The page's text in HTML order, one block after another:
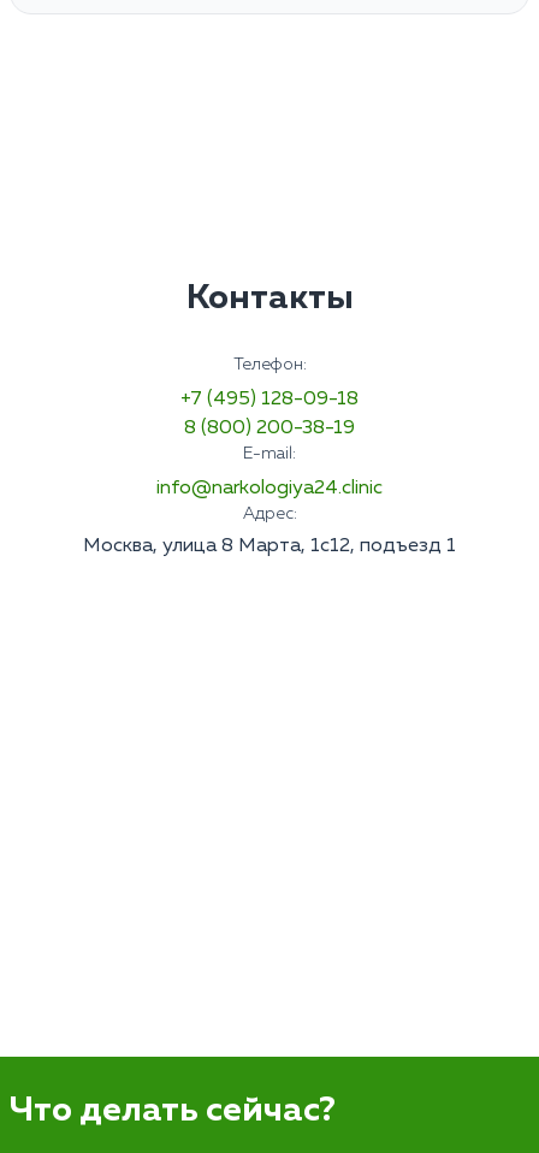
Контакты
Телефон:
+7 (495) 128-09-18
8 (800) 200-38-19
E-mail:
info@narkologiya24.clinic
Адрес:
Москва, улица 8 Марта, 1с12, подъезд 1
Что делать сейчас?